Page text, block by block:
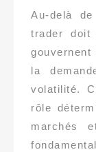
Au-delà
trader
la
volatilité.
rôle
marchés